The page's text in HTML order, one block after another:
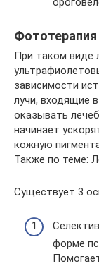
Фототерапия
При таком виде
зависимости
лучи, входящие
оказывать
начинает
кожную
Также по теме:
Существует 3
форме